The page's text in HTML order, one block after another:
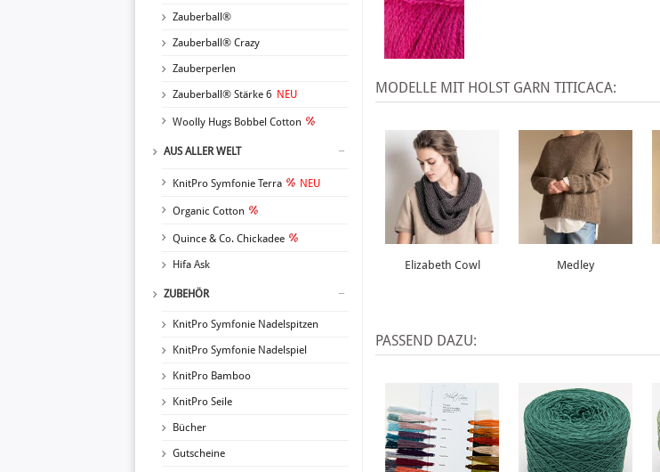
Zauberball®
Zauberball® Crazy
Zauberperlen
Zauberball® Stärke 6 NEU
Woolly Hugs Bobbel Cotton
AUS ALLER WELT
KnitPro Symfonie Terra NEU
Organic Cotton
Quince & Co. Chickadee
Hifa Ask
ZUBEHÖR
KnitPro Symfonie Nadelspitzen
KnitPro Symfonie Nadelspiel
KnitPro Bamboo
KnitPro Seile
Bücher
Gutscheine
MODELLE MIT HOLST GARN TITICACA:
Elizabeth Cowl Medley
PASSEND DAZU: